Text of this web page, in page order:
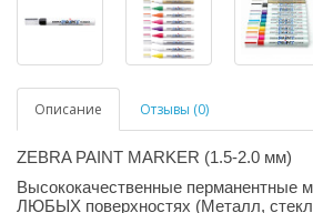
Описание Отзывы (0)
ZEBRA PAINT MARKER (1.5-2.0 мм)
Высококачественные перманентные
ЛЮБЫХ поверхностях (Металл,